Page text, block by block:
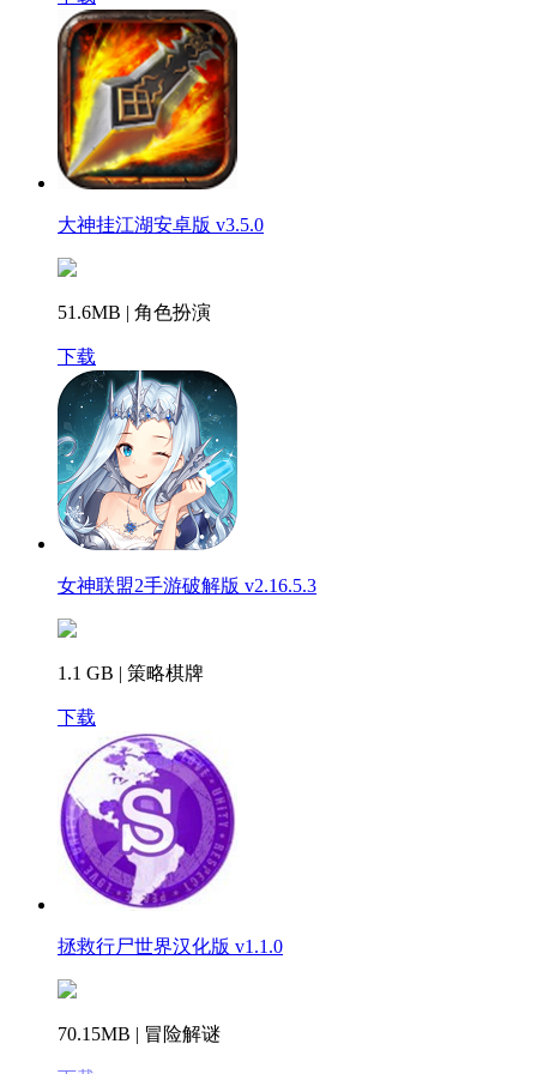
大神挂江湖安卓版 v3.5.0
51.6MB | 角色扮演
下载
女神联盟2手游破解版 v2.16.5.3
1.1 GB | 策略棋牌
下载
拯救行尸世界汉化版 v1.1.0
70.15MB | 冒险解谜